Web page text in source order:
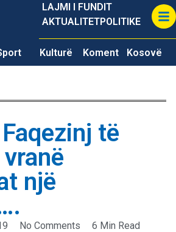
LAJMI I FUNDIT
AKTUALITETPOLITIKE
Kulturë Koment Kosovë
të
një
No Comments
6 Min Read